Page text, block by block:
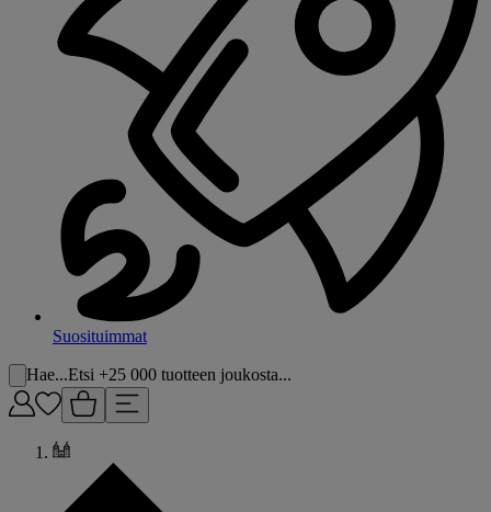
Suosituimmat
Hae...Etsi +25 000 tuotteen joukosta...